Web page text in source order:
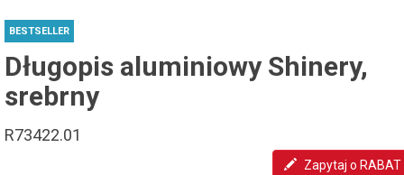
BESTSELLER
Długopis aluminiowy Shinery,
srebrny
R73422.01
Zapytaj o RABAT